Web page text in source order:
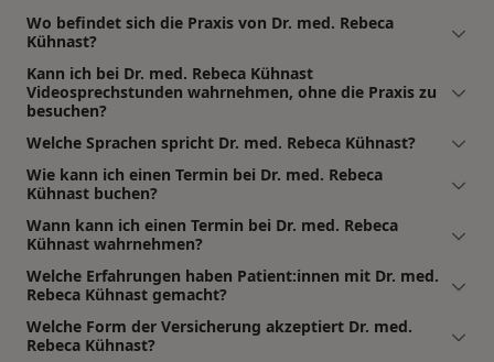
Wo befindet sich die Praxis von Dr. med. Rebeca
Kühnast?
Kann ich bei Dr. med. Rebeca Kühnast
Videosprechstunden wahrnehmen, ohne die Praxis zu
besuchen?
Welche Sprachen spricht Dr. med. Rebeca Kühnast?
Wie kann ich einen Termin bei Dr. med. Rebeca
Kühnast buchen?
Wann kann ich einen Termin bei Dr. med. Rebeca
Kühnast wahrnehmen?
Welche Erfahrungen haben Patient:innen mit Dr. med.
Rebeca Kühnast gemacht?
Welche Form der Versicherung akzeptiert Dr. med.
Rebeca Kühnast?